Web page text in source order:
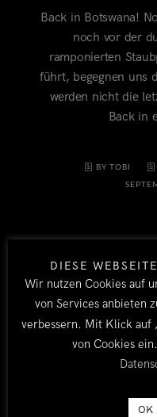
Back in Botswana!
noch vor der
ramponierten
führt, begegnen uns
werden nicht die
Back in
BY TOBI
DIESE
Wir nutzen Cookies auf
von Services anbieten
verbessern. Mit Klick auf
von Cookies
OK